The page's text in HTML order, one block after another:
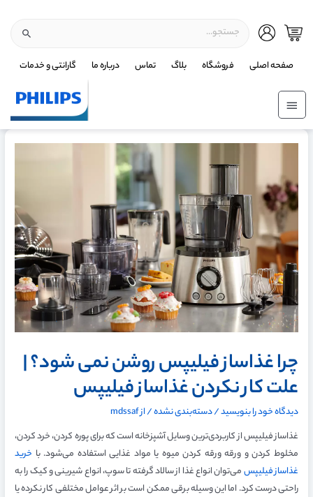
صفحه اصلی فروشگاه بلاگ تماس درباره ما گارانتی و خدمات
چرا غذاساز فیلیپس روشن نمی شود؟ |
علت کار نکردن غذاساز فیلیپس
دیدگاه‌ خود را بنویسید/دسته‌بندی نشده/ ازmdssaf
غذاساز فیلیپس از کاربردی‌ترین وسایل آشپزخانه است که برای پوره کردن، خرد کردن،
مخلوط کردن و ورقه ورقه کردن میوه یا مواد غذایی استفاده می‌شود. با خرید
غذاساز فیلیپس می‌توان انواع غذا از سالاد گرفته تا سوپ، انواع شیرینی و کیک را به
راحتی درست کرد. اما این وسیله برقی ممکن است بر اثر عوامل مختلفی کار نکرده یا